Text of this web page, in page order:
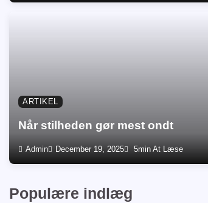
ARTIKEL
Når stilheden gør mest ondt
Admin December 19, 2025 5min At Læse
Populære indlæg